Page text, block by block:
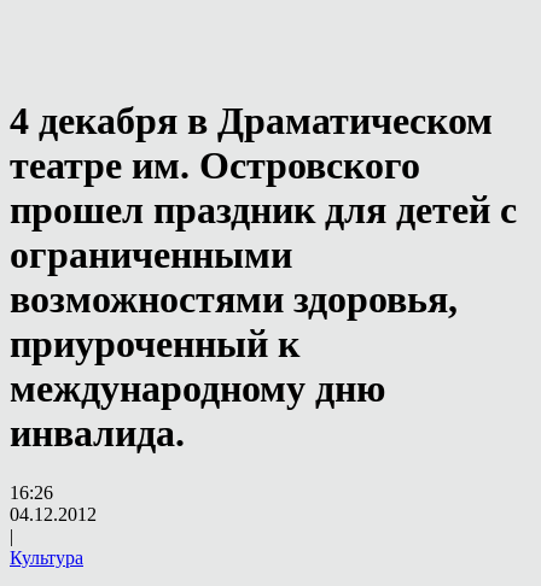
4 декабря в Драматическом
театре им. Островского
прошел праздник для детей с
ограниченными
возможностями здоровья,
приуроченный к
международному дню
инвалида.
16:26
04.12.2012
|
Культура